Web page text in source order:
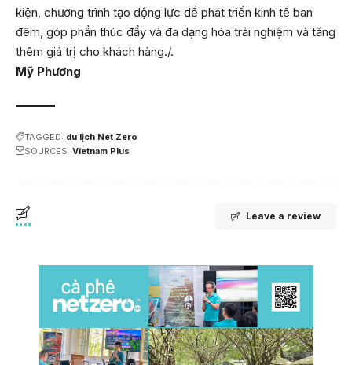
kiện, chương trình tạo động lực để phát triển kinh tế ban
đêm, góp phần thúc đẩy và đa dạng hóa trải nghiệm và tăng
thêm giá trị cho khách hàng./.
Mỹ Phương
TAGGED: du lịch Net Zero
SOURCES: Vietnam Plus
Leave a review